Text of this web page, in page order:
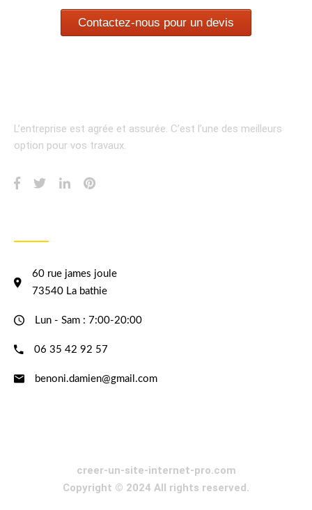
Contactez-nous pour un devis
L’entreprise est agrée et assurée. C’est l’une des meilleurs
option pour vos travaux.
60 rue james joule
73540 La bathie
Lun - Sam : 7:00-20:00
06 35 42 92 57
benoni.damien@gmail.com
creer-un-site-internet-pro.com
Copyright © 2024 All rights reserved.